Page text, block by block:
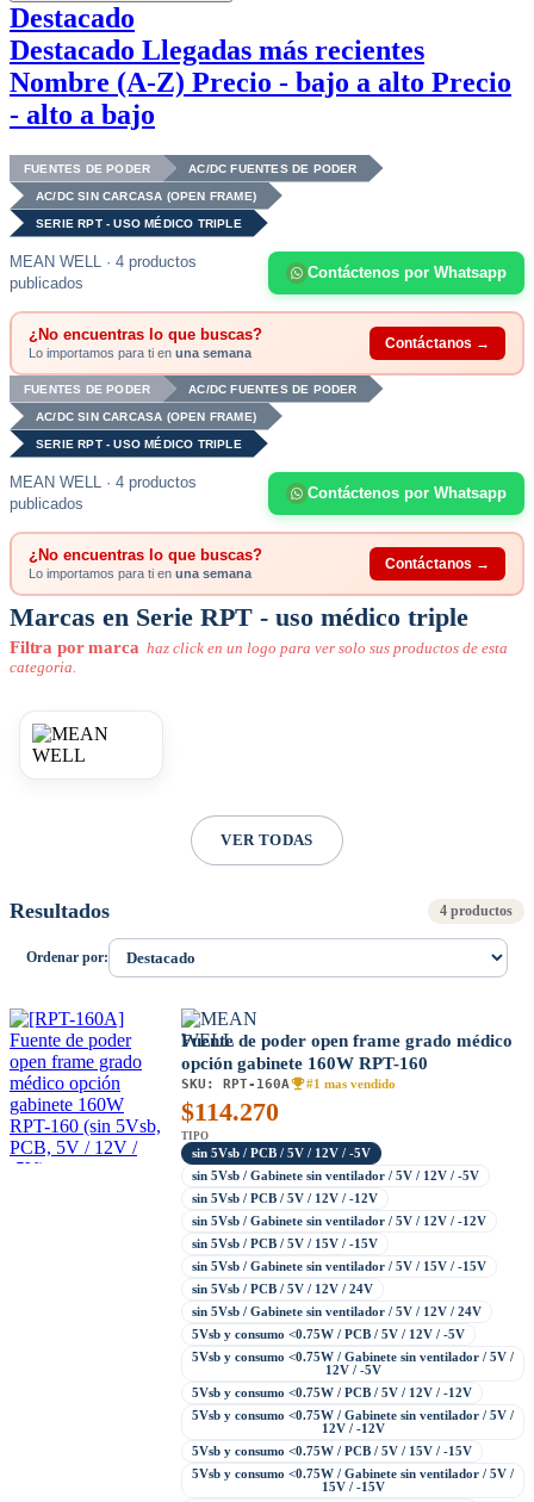
Destacado
Destacado Llegadas más recientes
Nombre (A-Z) Precio - bajo a alto Precio
- alto a bajo
FUENTES DE PODER AC/DC FUENTES DE PODER
AC/DC SIN CARCASA (OPEN FRAME)
SERIE RPT - USO MÉDICO TRIPLE
MEAN WELL · 4 productos
publicados
Contáctenos por Whatsapp
¿No encuentras lo que buscas?
Lo importamos para ti en una semana
Contáctanos →
FUENTES DE PODER AC/DC FUENTES DE PODER
AC/DC SIN CARCASA (OPEN FRAME)
SERIE RPT - USO MÉDICO TRIPLE
MEAN WELL · 4 productos
publicados
Contáctenos por Whatsapp
¿No encuentras lo que buscas?
Lo importamos para ti en una semana
Contáctanos →
Marcas en Serie RPT - uso médico triple
Filtra por marca haz click en un logo para ver solo sus productos de esta
categoria.
VER TODAS
Resultados 4 productos
Ordenar por:
Fuente de poder open frame grado médico
opción gabinete 160W RPT-160
SKU: RPT-160A #1 mas vendido
$114.270
TIPO
sin 5Vsb / PCB / 5V / 12V / -5V
sin 5Vsb / Gabinete sin ventilador / 5V / 12V / -5V
sin 5Vsb / PCB / 5V / 12V / -12V
sin 5Vsb / Gabinete sin ventilador / 5V / 12V / -12V
sin 5Vsb / PCB / 5V / 15V / -15V
sin 5Vsb / Gabinete sin ventilador / 5V / 15V / -15V
sin 5Vsb / PCB / 5V / 12V / 24V
sin 5Vsb / Gabinete sin ventilador / 5V / 12V / 24V
5Vsb y consumo <0.75W / PCB / 5V / 12V / -5V
5Vsb y consumo <0.75W / Gabinete sin ventilador / 5V /
12V / -5V
5Vsb y consumo <0.75W / PCB / 5V / 12V / -12V
5Vsb y consumo <0.75W / Gabinete sin ventilador / 5V /
12V / -12V
5Vsb y consumo <0.75W / PCB / 5V / 15V / -15V
5Vsb y consumo <0.75W / Gabinete sin ventilador / 5V /
15V / -15V